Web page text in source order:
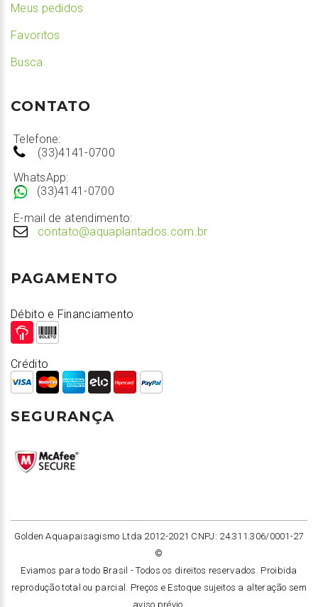
Meus pedidos
Favoritos
Busca
CONTATO
Telefone:
(33)4141-0700
WhatsApp:
(33)4141-0700
E-mail de atendimento:
contato@aquaplantados.com.br
PAGAMENTO
Débito e Financiamento
Crédito
SEGURANÇA
Golden Aquapaisagismo Ltda 2012-2021 CNPJ: 24.311.306/0001-27
©
Eviamos para todo Brasil -Todos os direitos reservados. Proibida
reprodução total ou parcial. Preços e Estoque sujeitos a alteração sem
aviso prévio.